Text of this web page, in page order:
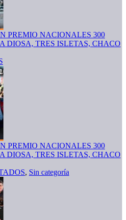
PREMIO NACIONALES 300
DIOSA, TRES ISLETAS, CHACO
PREMIO NACIONALES 300
DIOSA, TRES ISLETAS, CHACO
, Sin categoría